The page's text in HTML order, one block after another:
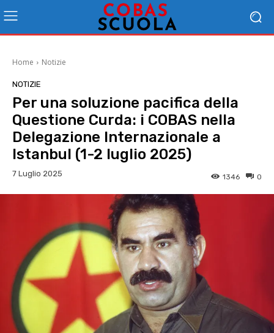
Home Notizie
NOTIZIE
Per una soluzione pacifica della
Questione Curda: i COBAS nella
Delegazione Internazionale a
Istanbul (1-2 luglio 2025)
7 Luglio 2025 0
1346